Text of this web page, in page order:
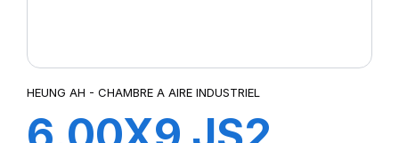
HEUNG AH - CHAMBRE A AIRE INDUSTRIEL